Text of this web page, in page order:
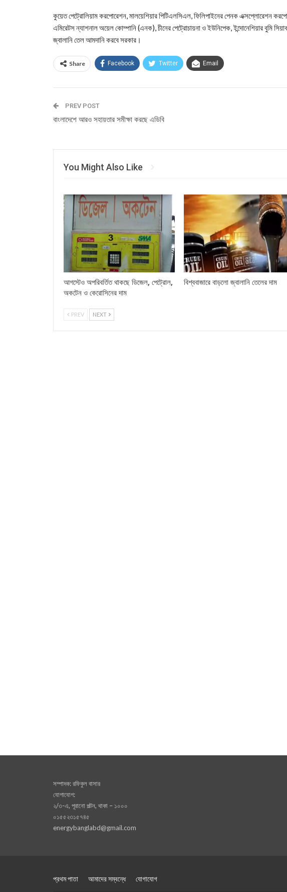
কুয়েত পেট্রোলিয়াম করপোরেশন, মালয়েশিয়ার পিটিএলসিএল, ফিলিপাইনের পেনক এক্সপ্লোরেশন
এমিরেটস ন্যাশনাল অয়েল কোম্পানি (এনক), চীনের পেট্রোচায়না ও ইউনিপেক, ইন্দোনেশিয়ার বুমি
জ্বালানি তেল আমদানি করবে সরকার।
Share Facebook Twitter Email
PREV POST
বাংলাদেশে আরও সহায়তার সমীক্ষা করছে এডিবি
You Might Also Like
আগস্টেও অপরিবর্তিত থাকছে ডিজেল, পেট্রোল,
অকটেন ও কেরোসিনের দাম
বিশ্ববাজারে বাড়লো জ্বালানি তেলের দাম
PREV NEXT
সম্পাদক: রফিকুল বাসার
যোগাযোগ:
২/৩-এ, পূরানো পল্টন, থাকা – ১০০০
০১৫৫২৩১৫৭৪৫
energybanglabd@gmail.com
প্রথম পাতা আমাদের সম্বন্ধে যোগাযোগ